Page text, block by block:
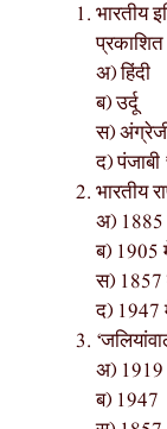
भारतीय
अ) हिंदी
ब) उर्दू
स)
द)
भारतीय
अ)
ब) 1905
स) 1857
द) 1947
अ)
ब) 1947